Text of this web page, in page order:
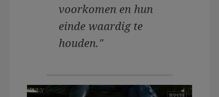
voorkomen en hun
einde waardig te
houden."